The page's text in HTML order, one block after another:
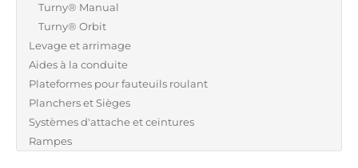
Turny® Manual
Turny® Orbit
Levage et arrimage
Aides à la conduite
Plateformes pour fauteuils roulant
Planchers et Sièges
Systèmes d'attache et ceintures
Rampes